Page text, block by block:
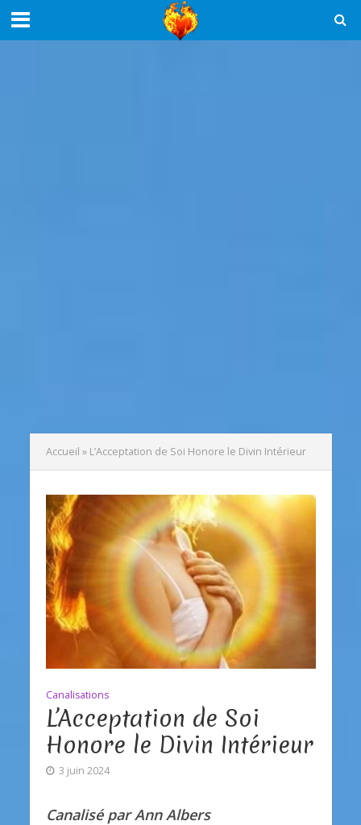
Accueil » L’Acceptation de Soi Honore le Divin Intérieur
Canalisations
L’Acceptation de Soi
Honore le Divin Intérieur
3 juin 2024
Canalisé par Ann Albers